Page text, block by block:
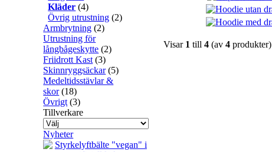
Visar 1 till 4(av 4produkter)
Kläder (4)
Övrig utrustning (2)
Armbrytning (2)
Utrustning för
långbågeskytte (2)
Friidrott Kast (3)
Skinnryggsäckar(5)
Medeltidsstävlar &
skor(18)
Övrigt (3)
Tillverkare
Nyheter